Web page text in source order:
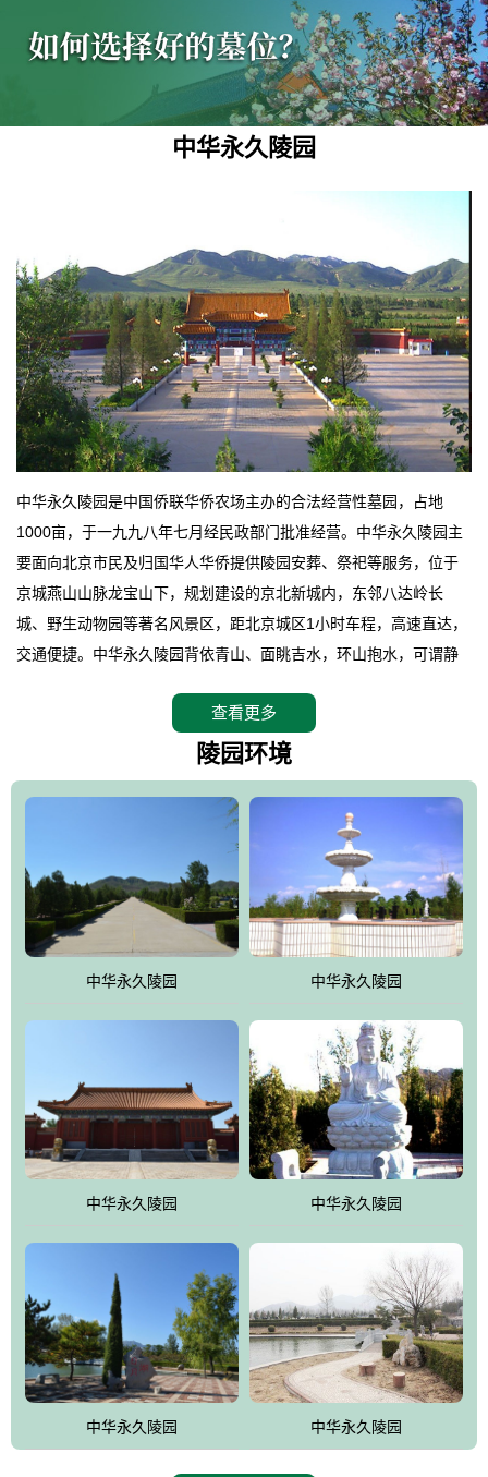
中华永久陵园
中华永久陵园是中国侨联华侨农场主办的合法经营性墓园，占地
1000亩，于一九九八年七月经民政部门批准经营。中华永久陵园主
要面向北京市民及归国华人华侨提供陵园安葬、祭祀等服务，位于
京城燕山山脉龙宝山下，规划建设的京北新城内，东邻八达岭长
城、野生动物园等著名风景区，距北京城区1小时车程，高速直达，
交通便捷。中华永久陵园背依青山、面眺吉水，环山抱水，可谓静
地。在总体设计上完全以中国传统文化作为前渠，由三条山脊环绕
而成，宛如一把太师椅，呈坐南朝北向，左青龙，右白虎，前朱
环绕挡住了外界的风吹，流动的生气遇到官厅的水又止住了，正好
符合山环水抱，藏风纳气的要求。中华永久陵园风景庄重典雅、气
势如宏，是华北地区最大的平川式墓园，陵园以皇家建筑风格为载
体吸取现代园林艺术之精华
查看更多
陵园环境
中华永久陵园 中华永久陵园
中华永久陵园 中华永久陵园
中华永久陵园 中华永久陵园